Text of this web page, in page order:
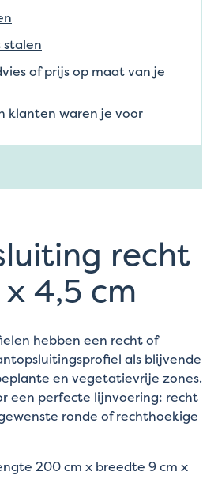
stalen
of prijs op maat van je
klanten waren je voor
recht
4,5 cm
hebben een recht of
als blijvende
en vegetatievrije zones.
een perfecte lijnvoering: recht
ronde of rechthoekige
200 cm x breedte 9 cm x